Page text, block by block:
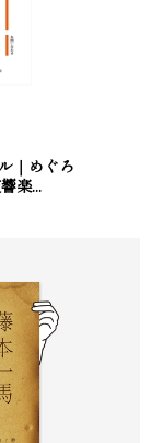
｜めぐろ
楽...